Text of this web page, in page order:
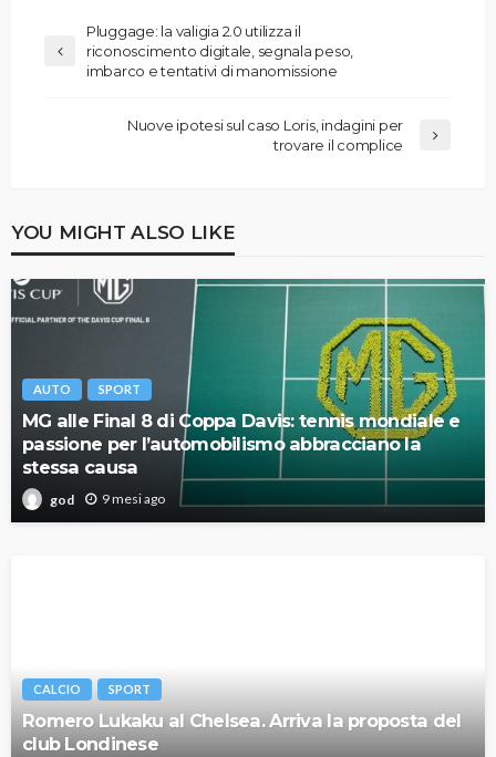
Pluggage: la valigia 2.0 utilizza il
riconoscimento digitale, segnala peso,
imbarco e tentativi di manomissione
Nuove ipotesi sul caso Loris, indagini per
trovare il complice
YOU MIGHT ALSO LIKE
AUTO SPORT
MG alle Final 8 di Coppa Davis: tennis mondiale e
passione per l’automobilismo abbracciano la
stessa causa
god 9 mesi ago
CALCIO SPORT
Romero Lukaku al Chelsea. Arriva la proposta del
club Londinese